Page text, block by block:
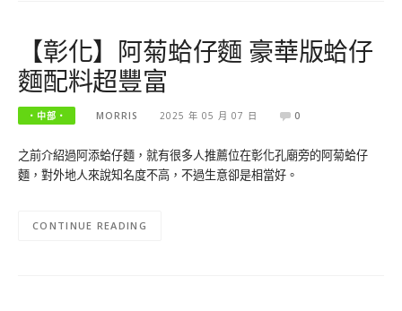
【彰化】阿菊蛤仔麵 豪華版蛤仔
麵配料超豐富
‧中部‧ MORRIS 2025 年 05 月 07 日 0
之前介紹過阿添蛤仔麵，就有很多人推薦位在彰化孔廟旁的阿菊蛤仔
麵，對外地人來說知名度不高，不過生意卻是相當好。
CONTINUE READING